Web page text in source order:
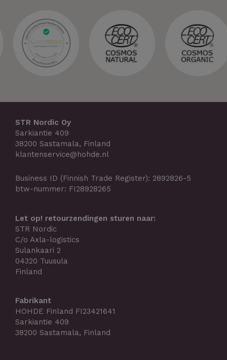
STR Nordic Oy
Sarkiantie 409
38200 Sastamala, Finland
klantenservice@hohde.nl
Business ID (Finnish Trade Register): 2892826-5
btw-nummer: FI28928265
Let op! retourzendingen sturen naar:
STR Nordic
C/o Axla-logistics
Sulankaari 2
04320 Tuusula
Finland
Fabrikant
HOHDE Finland FI23421641
Sarkiantie 409
38200 Sastamala, Finland